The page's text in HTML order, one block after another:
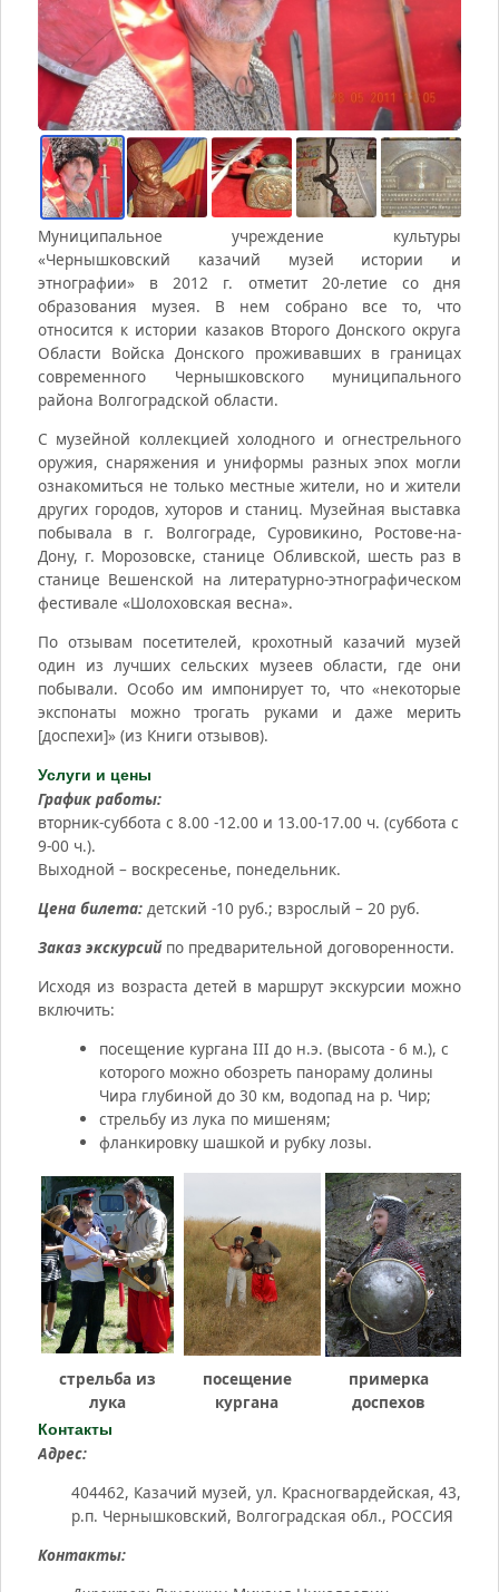
Муниципальное учреждение культуры
«Чернышковский казачий музей истории и
этнографии» в 2012 г. отметит 20-летие со дня
образования музея. В нем собрано все то, что
относится к истории казаков Второго Донского округа
Области Войска Донского проживавших в границах
современного Чернышковского муниципального
района Волгоградской области.
С музейной коллекцией холодного и огнестрельного
оружия, снаряжения и униформы разных эпох могли
ознакомиться не только местные жители, но и жители
других городов, хуторов и станиц. Музейная выставка
побывала в г. Волгограде, Суровикино, Ростове-на-
Дону, г. Морозовске, станице Обливской, шесть раз в
станице Вешенской на литературно-этнографическом
фестивале «Шолоховская весна».
По отзывам посетителей, крохотный казачий музей
один из лучших сельских музеев области, где они
побывали. Особо им импонирует то, что «некоторые
экспонаты можно трогать руками и даже мерить
[доспехи]» (из Книги отзывов).
Услуги и цены
График работы:
вторник-суббота с 8.00 -12.00 и 13.00-17.00 ч. (суббота с
9-00 ч.).
Выходной – воскресенье, понедельник.
Цена билета: детский -10 руб.; взрослый – 20 руб.
Заказ экскурсийпо предварительной договоренности.
Исходя из возраста детей в маршрут экскурсии можно
включить:
посещение кургана III до н.э. (высота - 6 м.), с
которого можно обозреть панораму долины
Чира глубиной до 30 км, водопад на р. Чир;
стрельбу из лука по мишеням;
фланкировку шашкой и рубку лозы.
стрельба из
лука
посещение
кургана
примерка
доспехов
Контакты
Адрес:
404462, Казачий музей, ул. Красногвардейская, 43,
р.п. Чернышковский, Волгоградская обл., РОССИЯ
Контакты: